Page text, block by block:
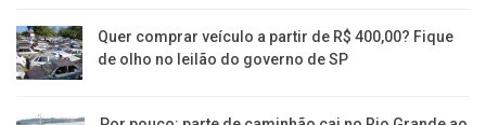
Quer comprar veículo a partir de R$ 400,00? Fique
de olho no leilão do governo de SP